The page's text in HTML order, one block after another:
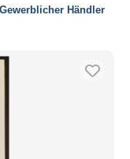
Gewerblicher Händler